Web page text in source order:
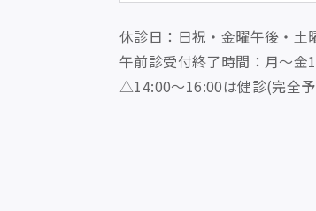
休診日：日祝・金曜午後・土
午前診受付終了時間：月～
△14:00～16:00は健診(完全